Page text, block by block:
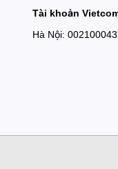
Tài khoản
Hà Nội: